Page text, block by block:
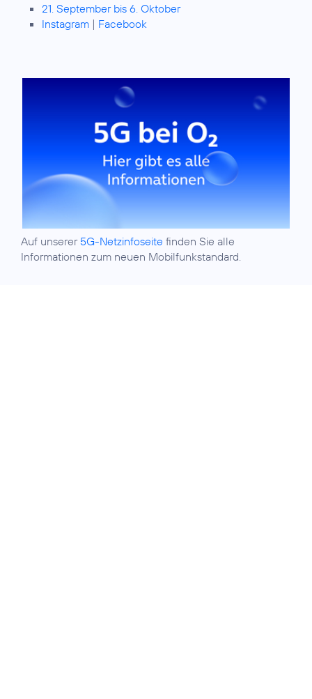
21. September bis 6. Oktober
Instagram | Facebook
Auf unserer 5G-Netzinfoseite finden Sie alle
Informationen zum neuen Mobilfunkstandard.